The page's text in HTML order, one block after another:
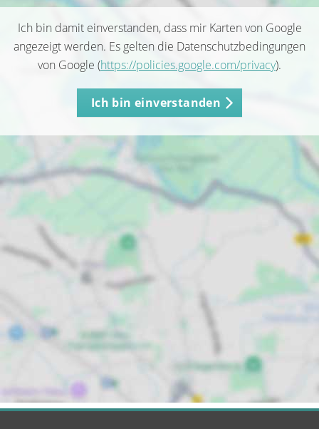
Ich bin damit einverstanden, dass mir Karten von Google
angezeigt werden. Es gelten die Datenschutzbedingungen
von Google (https://policies.google.com/privacy).
Ich bin einverstanden